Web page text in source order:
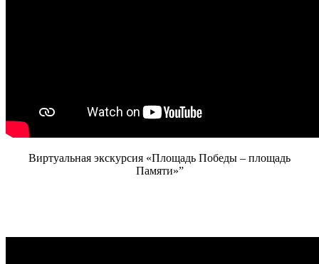
Виртуальная экскурсия «Площадь Победы – площадь
Памяти»”